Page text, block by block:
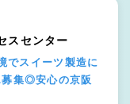
スセンター
でスイーツ製造に
募集◎安心の京阪